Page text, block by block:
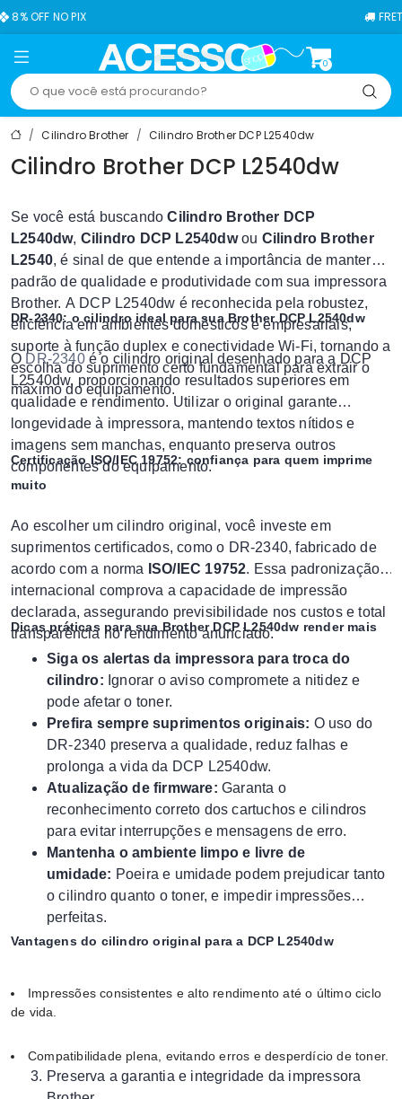
NO PIX FRETE
0
Cilindro Brother Cilindro Brother DCP L2540dw
Cilindro Brother DCP L2540dw
Se você está buscandoCilindro Brother DCP
L2540dw, Cilindro DCP L2540dwou Cilindro Brother
L2540, é sinal de que entende a importância de manter
padrão de qualidade e produtividade com sua impressora
Brother. A DCP L2540dw é reconhecida pela robustez,
eficiência em ambientes domésticos e empresariais,
suporte à função duplex e conectividade Wi-Fi, tornando a
escolha do suprimento certo fundamental para extrair o
máximo do equipamento.
DR-2340: o cilindro ideal para sua Brother DCP L2540dw
O DR-2340é o cilindro original desenhado para a DCP
L2540dw, proporcionando resultados superiores em
qualidade e rendimento. Utilizar o original garante
longevidade à impressora, mantendo textos nítidos e
imagens sem manchas, enquanto preserva outros
componentes do equipamento.
Certificação ISO/IEC 19752: confiança para quem imprime
muito
Ao escolher um cilindro original, você investe em
suprimentos certificados, como o DR-2340, fabricado de
acordo com a norma ISO/IEC 19752. Essa padronização
internacional comprova a capacidade de impressão
declarada, assegurando previsibilidade nos custos e total
transparência no rendimento anunciado.
Dicas práticas para sua Brother DCP L2540dw render mais
Siga os alertas da impressora para troca do
cilindro: Ignorar o aviso compromete a nitidez e
pode afetar o toner.
Prefira sempre suprimentos originais: O uso do
DR-2340 preserva a qualidade, reduz falhas e
prolonga a vida da DCP L2540dw.
Atualização de firmware: Garanta o
reconhecimento correto dos cartuchos e cilindros
para evitar interrupções e mensagens de erro.
Mantenha o ambiente limpo e livre de
umidade: Poeira e umidade podem prejudicar tanto
o cilindro quanto o toner, e impedir impressões
perfeitas.
Vantagens do cilindro original para a DCP L2540dw
Impressões consistentes e alto rendimento até o último ciclo
de vida.
Compatibilidade plena, evitando erros e desperdício de toner.
Preserva a garantia e integridade da impressora